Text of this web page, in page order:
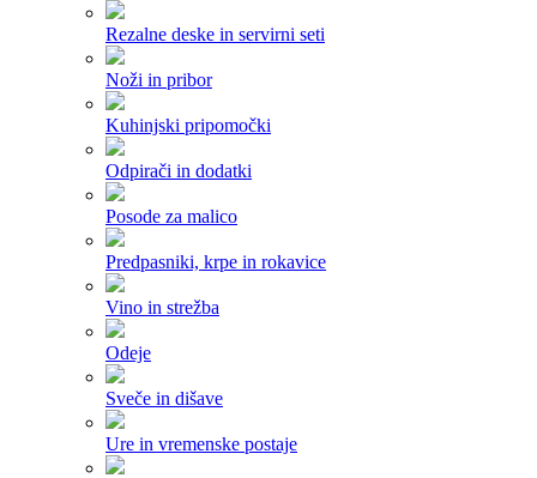
Rezalne deske in servirni seti
Noži in pribor
Kuhinjski pripomočki
Odpirači in dodatki
Posode za malico
Predpasniki, krpe in rokavice
Vino in strežba
Odeje
Sveče in dišave
Ure in vremenske postaje